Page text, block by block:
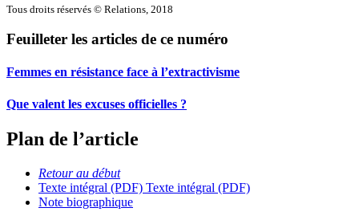
Tous droits réservés © Relations, 2018
Feuilleter les articles de ce numéro
Femmes en résistance face à l’extractivisme
Que valent les excuses officielles ?
Plan de l’article
Retour au début
Texte intégral (PDF) Texte intégral (PDF)
Note biographique